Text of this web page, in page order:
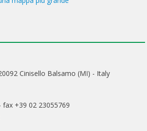
Cinisello Balsamo (MI) - Italy
+39 02 23055769